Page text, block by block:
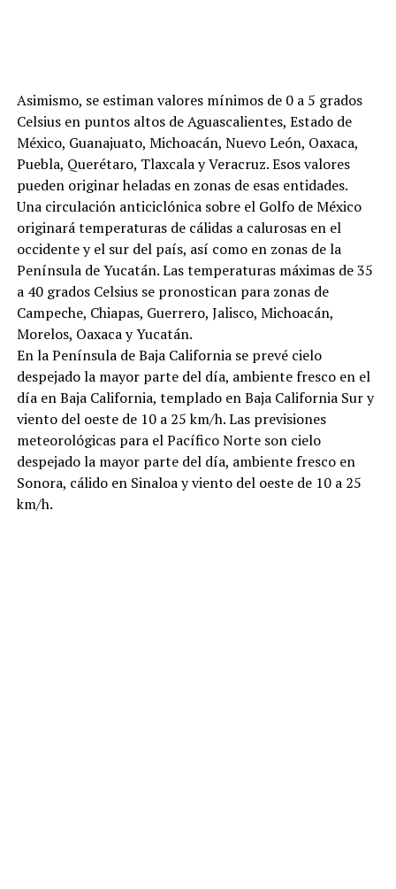
Asimismo, se estiman valores mínimos de 0 a 5 grados
Celsius en puntos altos de Aguascalientes, Estado de
México, Guanajuato, Michoacán, Nuevo León, Oaxaca,
Puebla, Querétaro, Tlaxcala y Veracruz. Esos valores
pueden originar heladas en zonas de esas entidades.
Una circulación anticiclónica sobre el Golfo de México
originará temperaturas de cálidas a calurosas en el
occidente y el sur del país, así como en zonas de la
Península de Yucatán. Las temperaturas máximas de 35
a 40 grados Celsius se pronostican para zonas de
Campeche, Chiapas, Guerrero, Jalisco, Michoacán,
Morelos, Oaxaca y Yucatán.
En la Península de Baja California se prevé cielo
despejado la mayor parte del día, ambiente fresco en el
día en Baja California, templado en Baja California Sur y
viento del oeste de 10 a 25 km/h. Las previsiones
meteorológicas para el Pacífico Norte son cielo
despejado la mayor parte del día, ambiente fresco en
Sonora, cálido en Sinaloa y viento del oeste de 10 a 25
km/h.